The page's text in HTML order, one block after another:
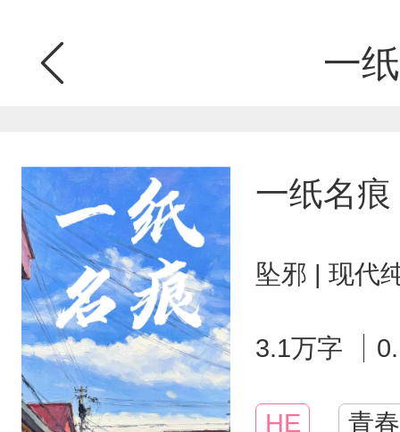
一
一纸名痕
坠邪 | 现代
3.1万字
HE 青春